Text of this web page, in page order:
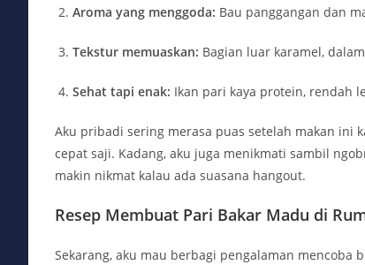
Aroma yang menggoda: Bau panggangan dan
Tekstur memuaskan: Bagian luar karamel,
Sehat tapi enak: Ikan pari kaya protein, rendah
Aku pribadi sering merasa puas setelah makan ini
cepat saji. Kadang, aku juga menikmati sambil
makin nikmat kalau ada suasana hangout.
Resep Membuat Pari Bakar Madu di
Sekarang, aku mau berbagi pengalaman